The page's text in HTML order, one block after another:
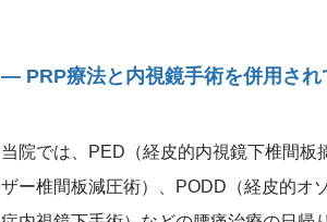
― PRP療法と内視鏡手術を併用され
当院では、PED（経皮的内視鏡下椎間
ザー椎間板減圧術）、PODD（経皮的オ